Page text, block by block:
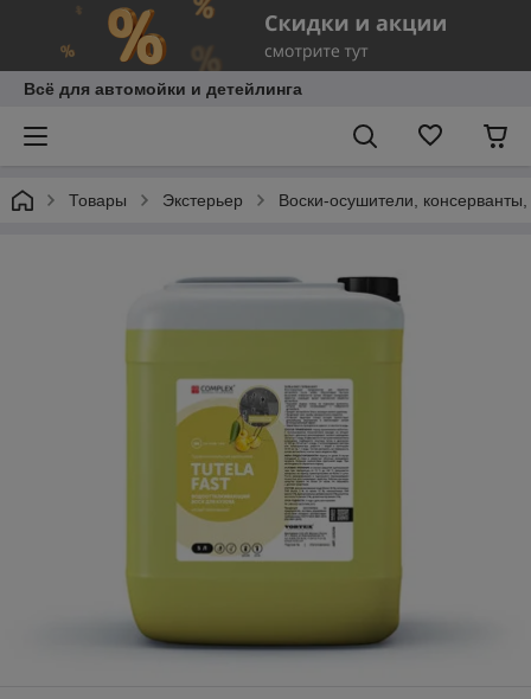
Всё для автомойки и детейлинга
Товары Экстерьер Воски-осушители,